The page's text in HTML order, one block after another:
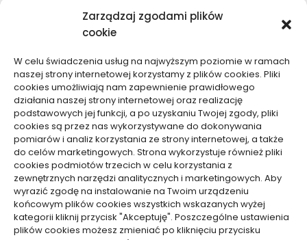
Zarządzaj zgodami plików
cookie
W celu świadczenia usług na najwyższym poziomie w ramach
naszej strony internetowej korzystamy z plików cookies. Pliki
cookies umożliwiają nam zapewnienie prawidłowego
działania naszej strony internetowej oraz realizację
podstawowych jej funkcji, a po uzyskaniu Twojej zgody, pliki
cookies są przez nas wykorzystywane do dokonywania
pomiarów i analiz korzystania ze strony internetowej, a także
do celów marketingowych. Strona wykorzystuje również pliki
cookies podmiotów trzecich w celu korzystania z
zewnętrznych narzędzi analitycznych i marketingowych. Aby
wyrazić zgodę na instalowanie na Twoim urządzeniu
końcowym plików cookies wszystkich wskazanych wyżej
kategorii kliknij przycisk "Akceptuję". Poszczególne ustawienia
plików cookies możesz zmieniać po kliknięciu przycisku
Motoryzacja, Transport
Sport, Turystyka
Technologie
Usługi
Zdrowie, Medycyna
Dolącz do nas
Lubisz pisać teksty i chciałbyś się podzielić swoją
wiedzą z innymi? Dołącz do nas już teraz. Podziel się
swoją wiedzą z innymi.